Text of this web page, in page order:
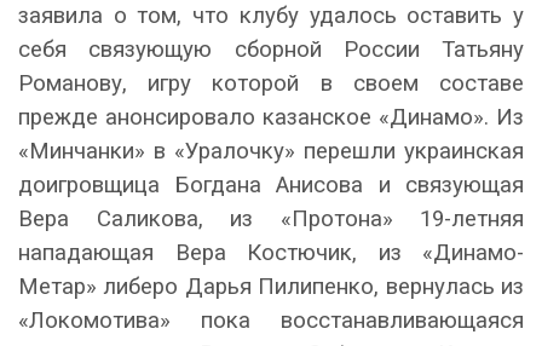
заявила о том, что клубу удалось оставить у
себя связующую сборной России Татьяну
Романову, игру которой в своем составе
прежде анонсировало казанское «Динамо». Из
«Минчанки» в «Уралочку» перешли украинская
доигровщица Богдана Анисова и связующая
Вера Саликова, из «Протона» 19-летняя
нападающая Вера Костючик, из «Динамо-
Метар» либеро Дарья Пилипенко, вернулась из
«Локомотива» пока восстанавливающаяся